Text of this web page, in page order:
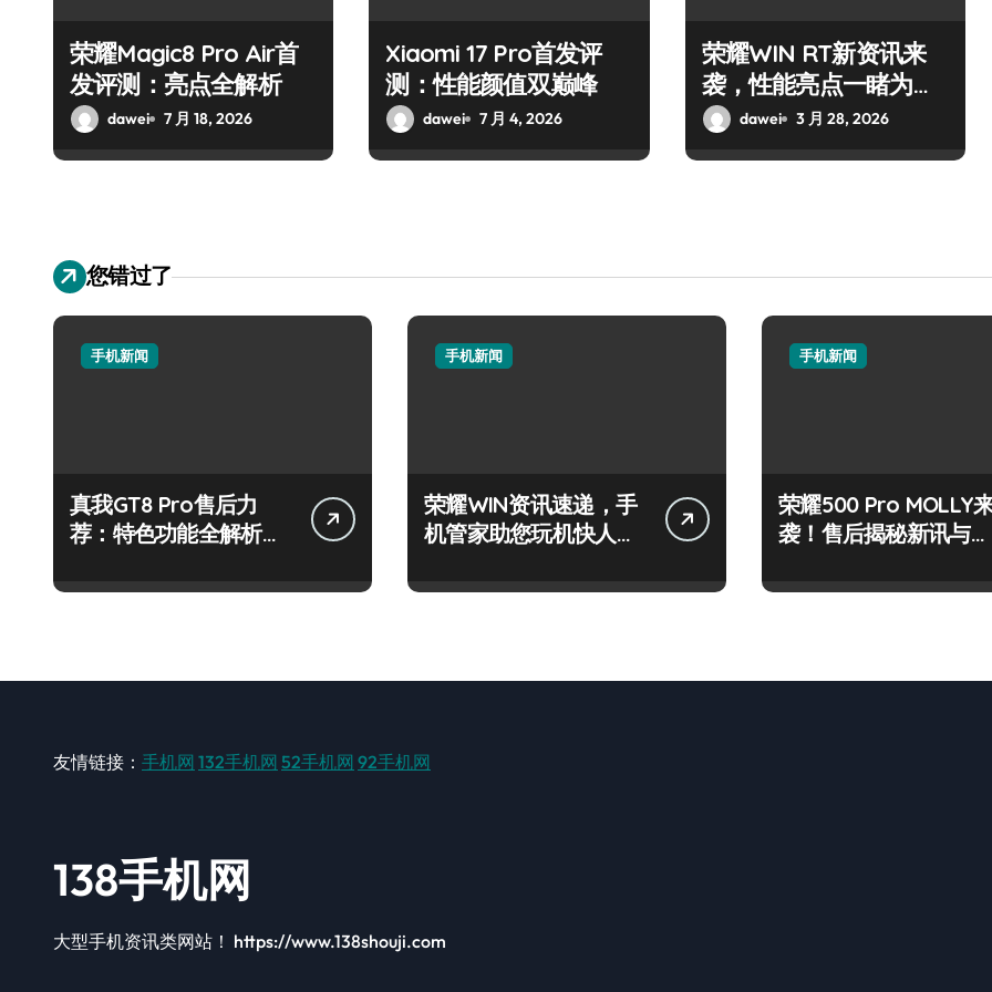
荣耀Magic8 Pro Air首
发评测：亮点全解析
dawei 7 月 18, 2026
Xiaomi 17 Pro首发评
测：性能颜值双巅峰
dawei 7 月 4, 2026
荣耀WIN RT新资讯来
袭，性能亮点一睹为
快！dawei 3 月 28, 2026
您错过了
手机新闻
真我GT8 Pro售后力
荐：特色功能全解析，
手机新闻
荣耀WIN资讯速递，手
机管家助您玩机快人一
手机新闻
荣耀500 Pro MOLLY
袭！售后揭秘新讯与超
友情链接： 手机网 132手机网 52手机网 92手机网
138手机网
大型手机资讯类网站！ https://www.138shouji.com